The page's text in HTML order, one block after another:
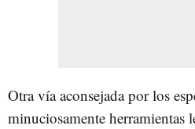
Otra vía aconsejada por los
minuciosamente herramientas